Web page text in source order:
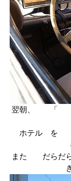
翌朝、 「
ホテル を
また だら